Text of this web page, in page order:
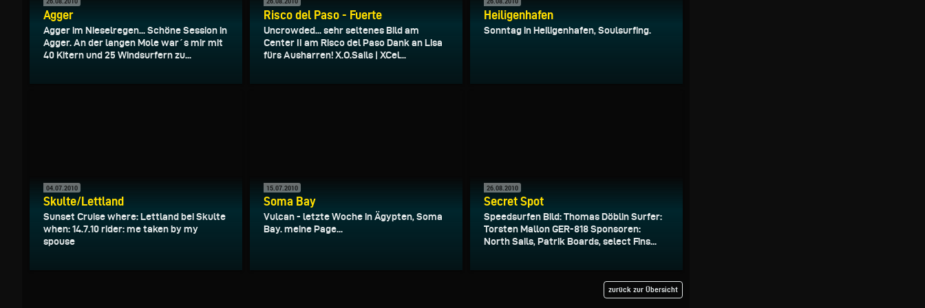
Agger
Agger im Nieselregen... Schöne Session in
Agger. An der langen Mole war´s mir mit
40 Kitern und 25 Windsurfern zu...
Risco del Paso - Fuerte
Uncrowded... sehr seltenes Bild am
Center II am Risco del Paso Dank an Lisa
fürs Ausharren! X.O.Sails | XCel...
Heiligenhafen
Sonntag in Heiligenhafen, Soulsurfing.
04.07.2010
Skulte/Lettland
Sunset Cruise where: Lettland bei Skulte
when: 14.7.10 rider: me taken by my
spouse
15.07.2010
Soma Bay
Vulcan - letzte Woche in Ägypten, Soma
Bay. meine Page...
26.08.2010
Secret Spot
Speedsurfen Bild: Thomas Döblin Surfer:
Torsten Mallon GER-818 Sponsoren:
North Sails, Patrik Boards, select Fins...
zurück zur Übersicht